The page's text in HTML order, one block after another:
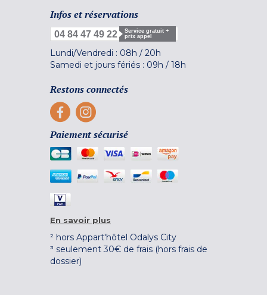
Infos et réservations
04 84 47 49 22
Service gratuit +
prix appel
Lundi/Vendredi : 08h / 20h
Samedi et jours fériés : 09h / 18h
Restons connectés
Paiement sécurisé
En savoir plus
² hors Appart'hôtel Odalys City
³ seulement 30€ de frais (hors frais de
dossier)